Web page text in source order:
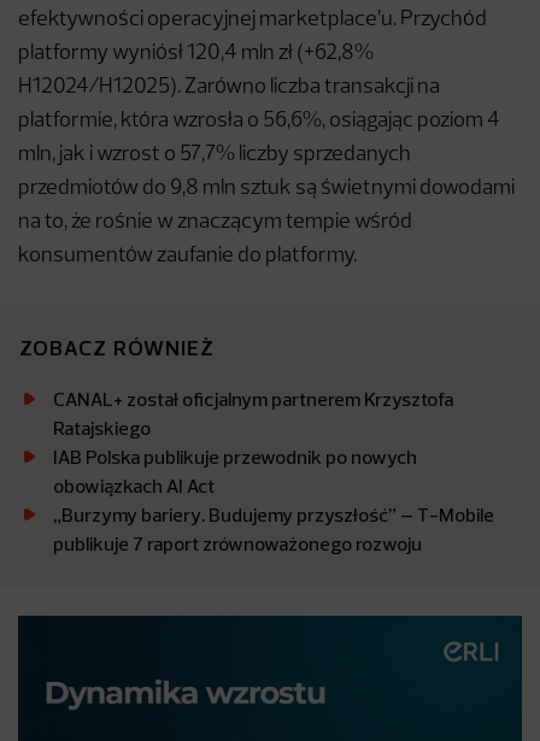
efektywności operacyjnej marketplace’u. Przychód
platformy wyniósł 120,4 mln zł (+62,8%
H12024/H12025). Zarówno liczba transakcji na
platformie, która wzrosła o 56,6%, osiągając poziom 4
mln, jak i wzrost o 57,7% liczby sprzedanych
przedmiotów do 9,8 mln sztuk są świetnymi dowodami
na to, że rośnie w znaczącym tempie wśród
konsumentów zaufanie do platformy.
ZOBACZ RÓWNIEŻ
CANAL+ został oficjalnym partnerem Krzysztofa
Ratajskiego
IAB Polska publikuje przewodnik po nowych
obowiązkach AI Act
„Burzymy bariery. Budujemy przyszłość” – T-Mobile
publikuje 7 raport zrównoważonego rozwoju